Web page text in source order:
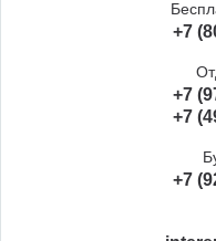
+7
+7
+7
+7